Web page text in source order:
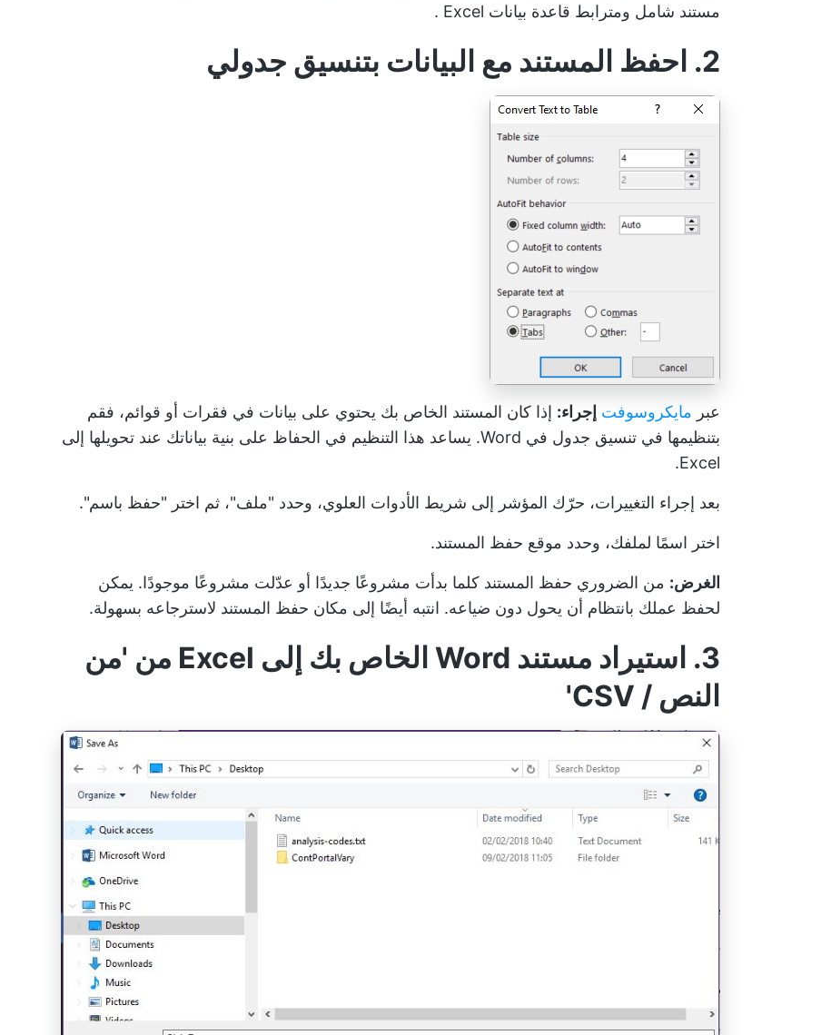
مستند شامل ومترابط قاعدة بيانات Excel .
2. احفظ المستند مع البيانات بتنسيق جدولي
عبر مايكروسوفت إجراء: إذا كان المستند الخاص بك يحتوي على بيانات في فقرات أو قوائم، فقم
بتنظيمها في تنسيق جدول في Word. يساعد هذا التنظيم في الحفاظ على بنية بياناتك عند تحويلها إلى
Excel.
بعد إجراء التغييرات، حرّك المؤشر إلى شريط الأدوات العلوي، وحدد "ملف"، ثم اختر "حفظ باسم".
اختر اسمًا لملفك، وحدد موقع حفظ المستند.
الغرض: من الضروري حفظ المستند كلما بدأت مشروعًا جديدًا أو عدّلت مشروعًا موجودًا. يمكن
لحفظ عملك بانتظام أن يحول دون ضياعه. انتبه أيضًا إلى مكان حفظ المستند لاسترجاعه بسهولة.
3. استيراد مستند Word الخاص بك إلى Excel من 'من
النص / CSV'